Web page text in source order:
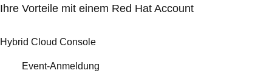
Ihre Vorteile mit einem Red Hat Account
Hybrid Cloud Console
Event-Anmeldung